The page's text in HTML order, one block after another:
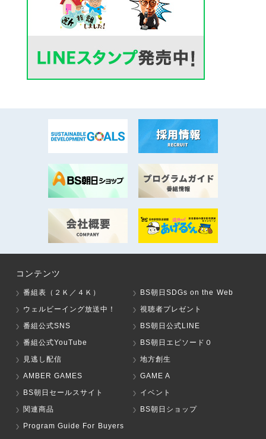
コンテンツ
番組表（２Ｋ／４Ｋ）
BS朝日SDGs on the Web
ウェルビーイング放送中！
視聴者プレゼント
番組公式SNS
BS朝日公式LINE
番組公式YouTube
BS朝日エピソード０
見逃し配信
地方創生
AMBER GAMES
GAME A
BS朝日セールスサイト
イベント
関連商品
BS朝日ショップ
Program Guide For Buyers